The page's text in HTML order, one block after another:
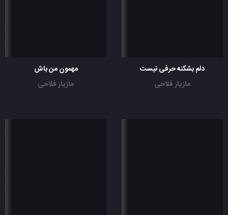
دلم بشکنه حرفی نیست
مازیار فلاحی
مهمون من باش
مازیار فلاحی